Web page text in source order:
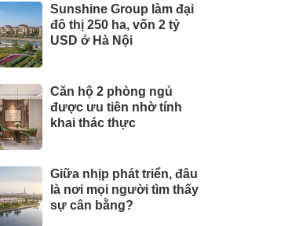
Sunshine Group làm đại
đô thị 250 ha, vốn 2 tỷ
USD ở Hà Nội
Căn hộ 2 phòng ngủ
được ưu tiên nhờ tính
khai thác thực
Giữa nhịp phát triển, đâu
là nơi mọi người tìm thấy
sự cân bằng?